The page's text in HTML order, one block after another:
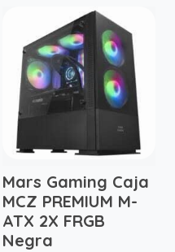
Mars Gaming Caja
MCZ PREMIUM M-
ATX 2X FRGB
Negra